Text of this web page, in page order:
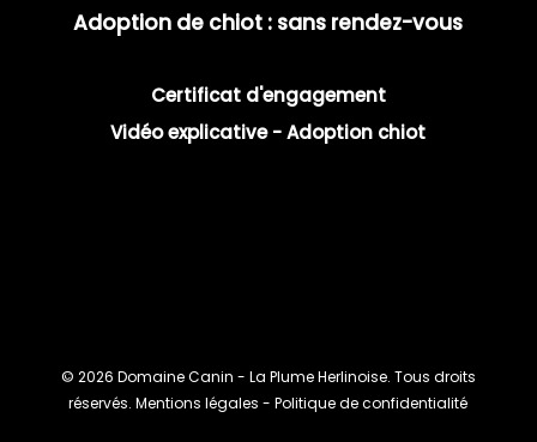
Adoption de chiot : sans rendez-vous
Certificat d'engagement
Vidéo explicative - Adoption chiot
© 2026 Domaine Canin - La Plume Herlinoise. Tous droits
réservés.Mentions légales -Politique de confidentialité